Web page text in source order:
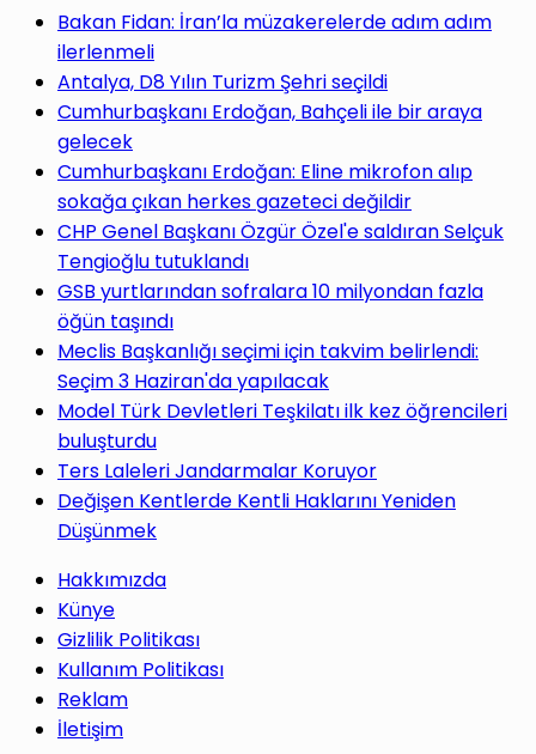
yap
...
Bakan Fidan: İran’la müzakerelerde adım adım
ilerlenmeli
Antalya, D8 Yılın Turizm Şehri seçildi
Cumhurbaşkanı Erdoğan, Bahçeli ile bir araya
gelecek
Cumhurbaşkanı Erdoğan: Eline mikrofon alıp
sokağa çıkan herkes gazeteci değildir
CHP Genel Başkanı Özgür Özel'e saldıran Selçuk
Tengioğlu tutuklandı
GSB yurtlarından sofralara 10 milyondan fazla
öğün taşındı
Meclis Başkanlığı seçimi için takvim belirlendi:
Seçim 3 Haziran'da yapılacak
Model Türk Devletleri Teşkilatı ilk kez öğrencileri
buluşturdu
Ters Laleleri Jandarmalar Koruyor
Değişen Kentlerde Kentli Haklarını Yeniden
Düşünmek
Hakkımızda
Künye
Gizlilik Politikası
Kullanım Politikası
Reklam
İletişim